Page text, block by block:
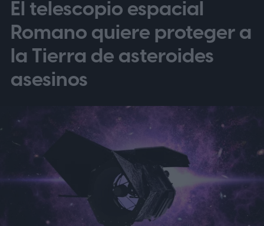
El telescopio espacial
Romano quiere proteger a
la Tierra de asteroides
asesinos